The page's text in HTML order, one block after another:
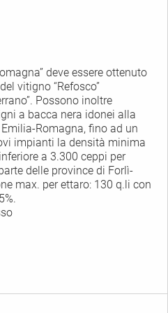
deve essere ottenuto
vitigno “Refosco”
Possono inoltre
a bacca nera idonei alla
Romagna, fino ad un
impianti la densità minima
a 3.300 ceppi per
delle province di Forlì-
max. per ettaro: 130 q.li con